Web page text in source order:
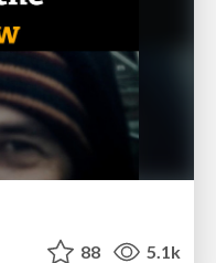
88 5.1k